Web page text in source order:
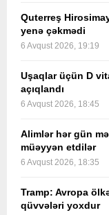
Quterreş
yenə çəkmədi
6 Avqust 2026, 19:19
Uşaqlar üçün D
açıqlandı
6 Avqust 2026, 18:45
Alimlər hər gün
müəyyən etdilər
6 Avqust 2026, 18:35
Tramp: Avropa
qüvvələri yoxdur